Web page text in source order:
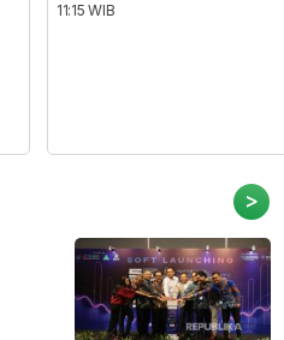
11:15 WIB
>